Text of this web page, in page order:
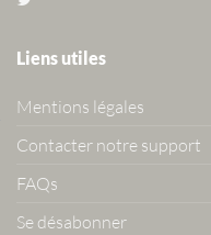
Liens utiles
Mentions légales
Contacter notre support
FAQs
Se désabonner